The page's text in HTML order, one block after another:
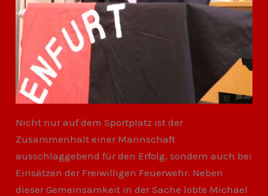
Nicht nur auf dem Sportplatz ist der
Zusammenhalt einer Mannschaft
ausschlaggebend für den Erfolg, sondern auch bei
Einsätzen der Freiwilligen Feuerwehr. Neben
dieser Gemeinsamkeit in der Sache lobte Michael